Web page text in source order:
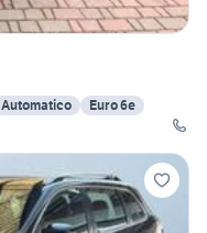
Automatico
Euro 6e